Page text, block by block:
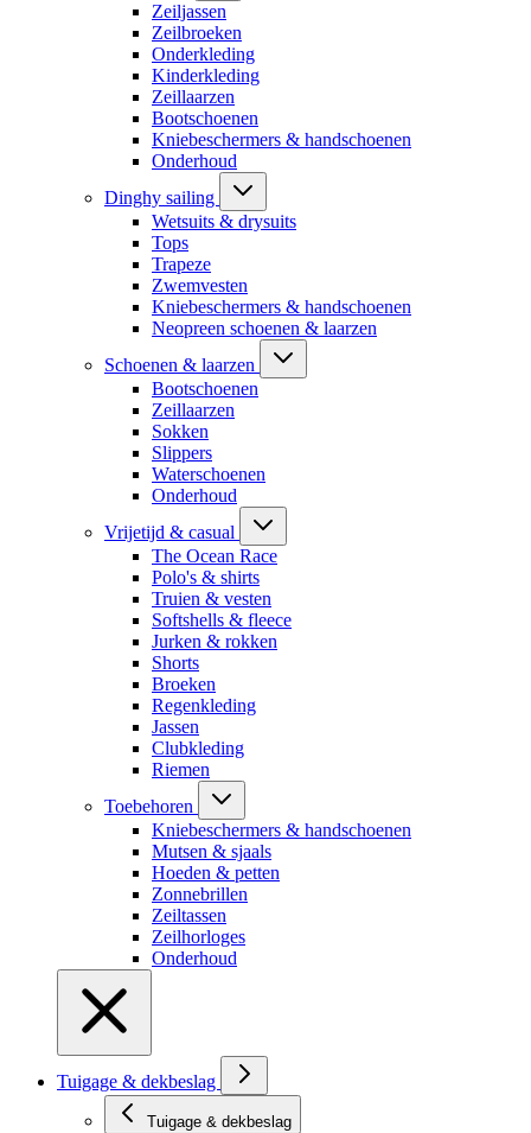
Zeiljassen
Zeilbroeken
Onderkleding
Kinderkleding
Zeillaarzen
Bootschoenen
Kniebeschermers & handschoenen
Onderhoud
Dinghy sailing
Wetsuits & drysuits
Tops
Trapeze
Zwemvesten
Kniebeschermers & handschoenen
Neopreen schoenen & laarzen
Schoenen & laarzen
Bootschoenen
Zeillaarzen
Sokken
Slippers
Waterschoenen
Onderhoud
Vrijetijd & casual
The Ocean Race
Polo's & shirts
Truien & vesten
Softshells & fleece
Jurken & rokken
Shorts
Broeken
Regenkleding
Jassen
Clubkleding
Riemen
Toebehoren
Kniebeschermers & handschoenen
Mutsen & sjaals
Hoeden & petten
Zonnebrillen
Zeiltassen
Zeilhorloges
Onderhoud
Tuigage & dekbeslag
Tuigage & dekbeslag